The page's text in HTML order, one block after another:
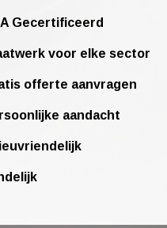
Gecertificeerd
voor elke sector
offerte aanvragen
aandacht